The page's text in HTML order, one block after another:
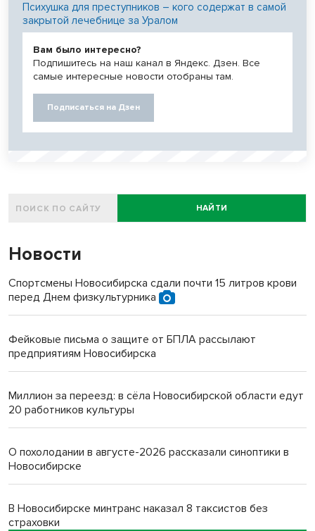
Психушка для преступников – кого содержат в самой
закрытой лечебнице за Уралом
Вам было интересно?
Подпишитесь на наш канал в Яндекс. Дзен. Все
самые интересные новости отобраны там.
Подписаться на Дзен
НАЙТИ
Новости
Спортсмены Новосибирска сдали почти 15 литров крови
перед Днем физкультурника
Фейковые письма о защите от БПЛА рассылают
предприятиям Новосибирска
Миллион за переезд: в сёла Новосибирской области едут
20 работников культуры
О похолодании в августе-2026 рассказали синоптики в
Новосибирске
В Новосибирске минтранс наказал 8 таксистов без
страховки